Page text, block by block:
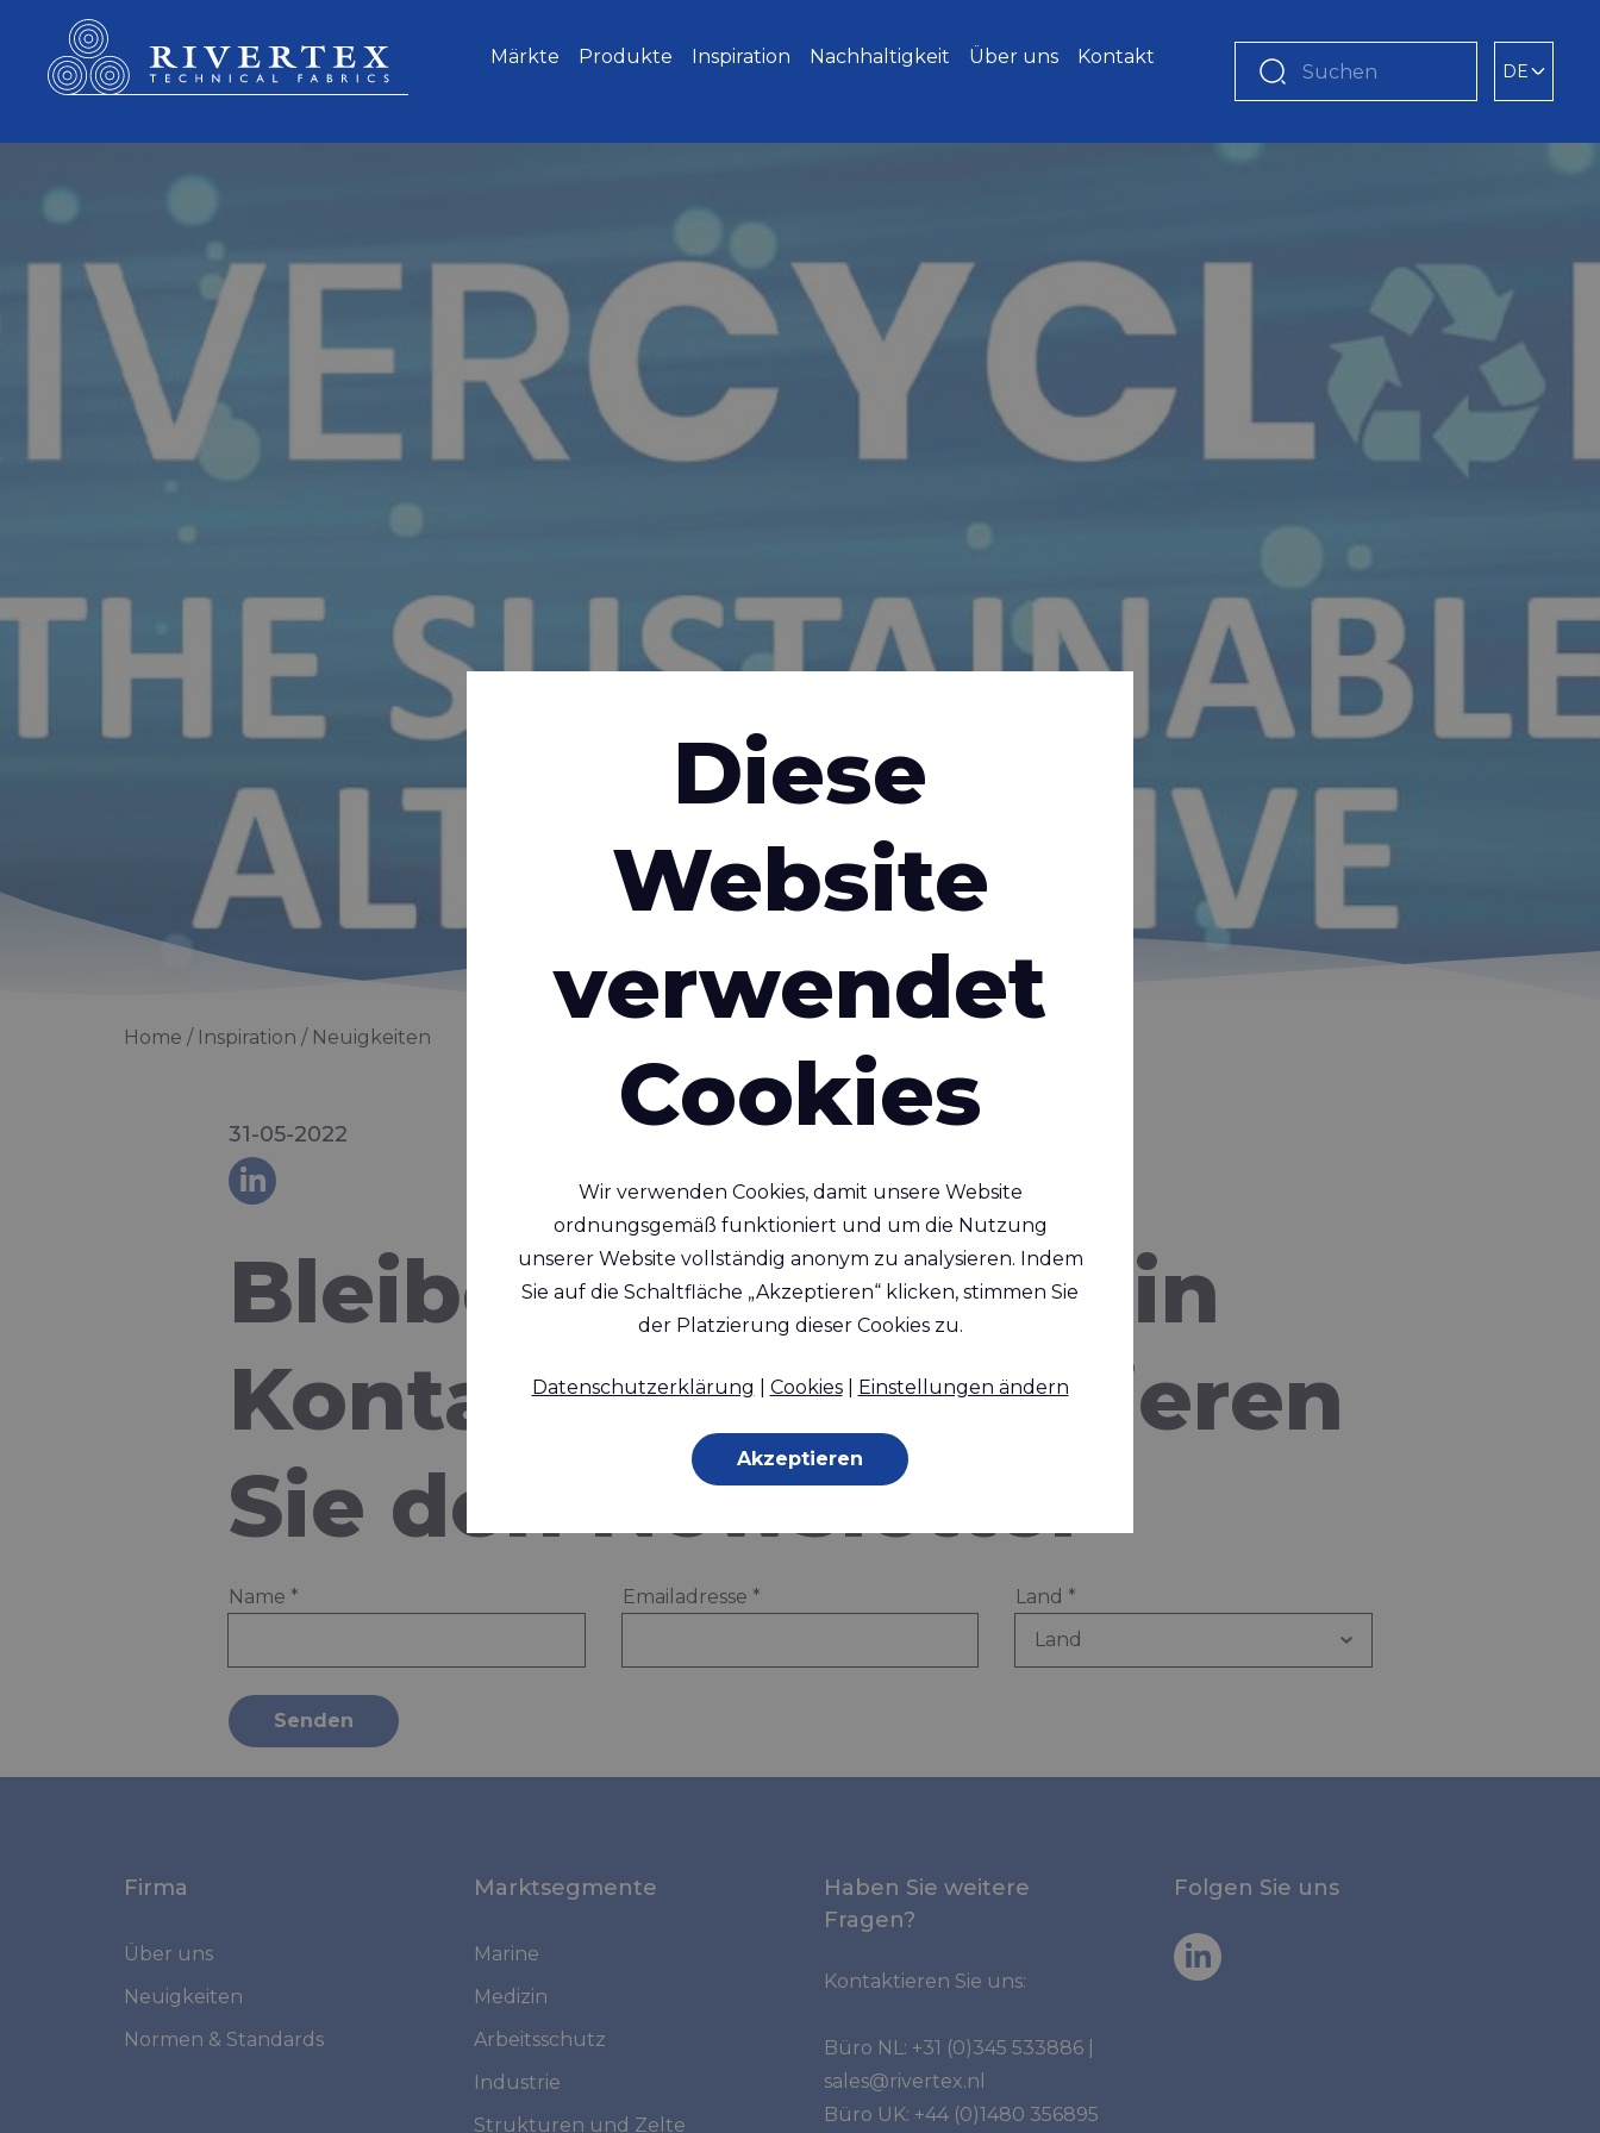
Home Inspiration Neuigkeiten
31-05-2022
Bleiben Sie mit uns in
Kontakt und abonnieren
Sie den Newsletter
Name * Emailadresse * Land *
Senden
Rivertex Technical Fabrics Group
Märkte
Produkte Inspiration Nachhaltigkeit Über uns Kontakt
Suchen DE
Firma
Über uns
Neuigkeiten
Normen & Standards
Marktsegmente
Marine
Medizin
Arbeitsschutz
Industrie
Strukturen und Zelte
Haben Sie weitere
Fragen?
Kontaktieren Sie uns:
Büro NL: +31 (0)345 533886
sales@rivertex.nl
Büro UK: +44 (0)1480 356895
Folgen Sie uns
Diese
Website
verwendet
Cookies
Wir verwenden Cookies, damit unsere Website
ordnungsgemäß funktioniert und um die Nutzung
unserer Website vollständig anonym zu analysieren. Indem
Sie auf die Schaltfläche „Akzeptieren“ klicken, stimmen Sie
der Platzierung dieser Cookies zu.
Datenschutzerklärung Cookies| Einstellungen ändern
Akzeptieren